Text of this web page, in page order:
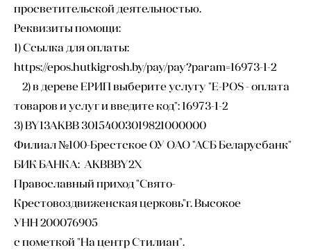
просветительской деятельностью.
Реквизиты помощи:
1) Ссылка для оплаты:
https://epos.hutkigrosh.by/pay/pay?param=16973-1-2
2) в дереве ЕРИП выберите услугу "E-POS - оплата
товаров и услуг и введите код": 16973-1-2
3) BY13AKBB 30154003019821000000
Филиал №100-Брестское ОУ ОАО "АСБ Беларусбанк"
БИК БАНКА: AKBBBY2X
Православный приход "Свято-
Крестовоздвиженская церковь"г. Высокое
УНН 200076905
с пометкой "На центр Стилиан".